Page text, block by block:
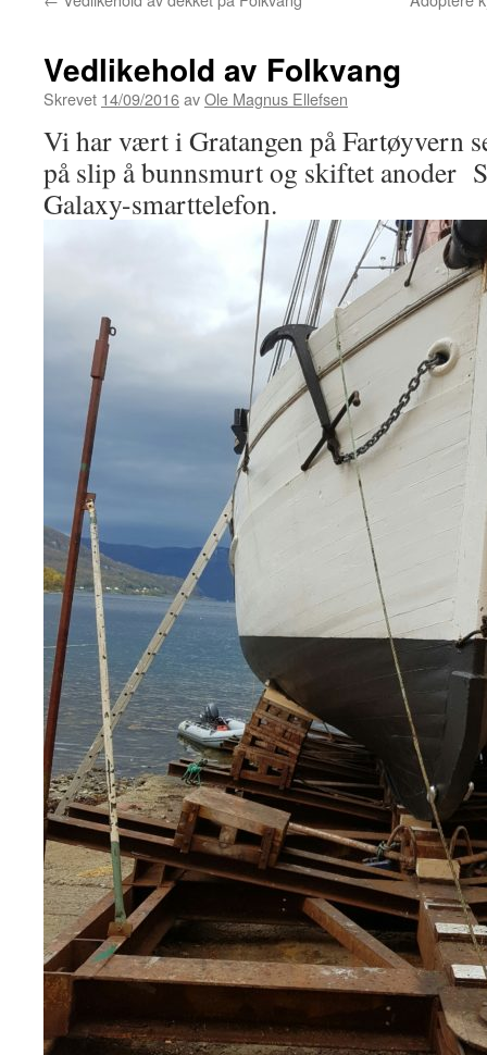
Vedlikehold av Folkvang
Skrevet 14/09/2016avOle Magnus Ellefsen
Vi har vært i Gratangen på Fartøyvern
på slip å bunnsmurt og skiftet anoder
Galaxy-smarttelefon.